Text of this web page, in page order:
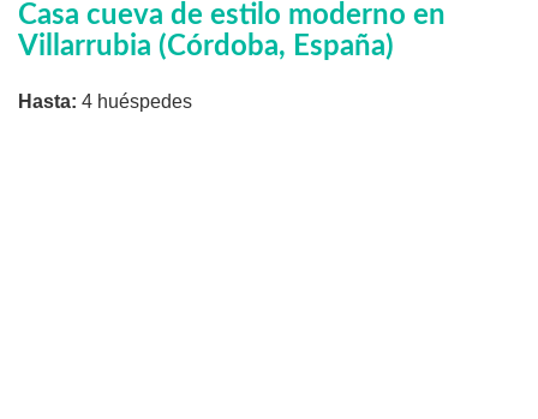
Casa cueva de estilo moderno en
Villarrubia (Córdoba, España)
Hasta: 4 huéspedes